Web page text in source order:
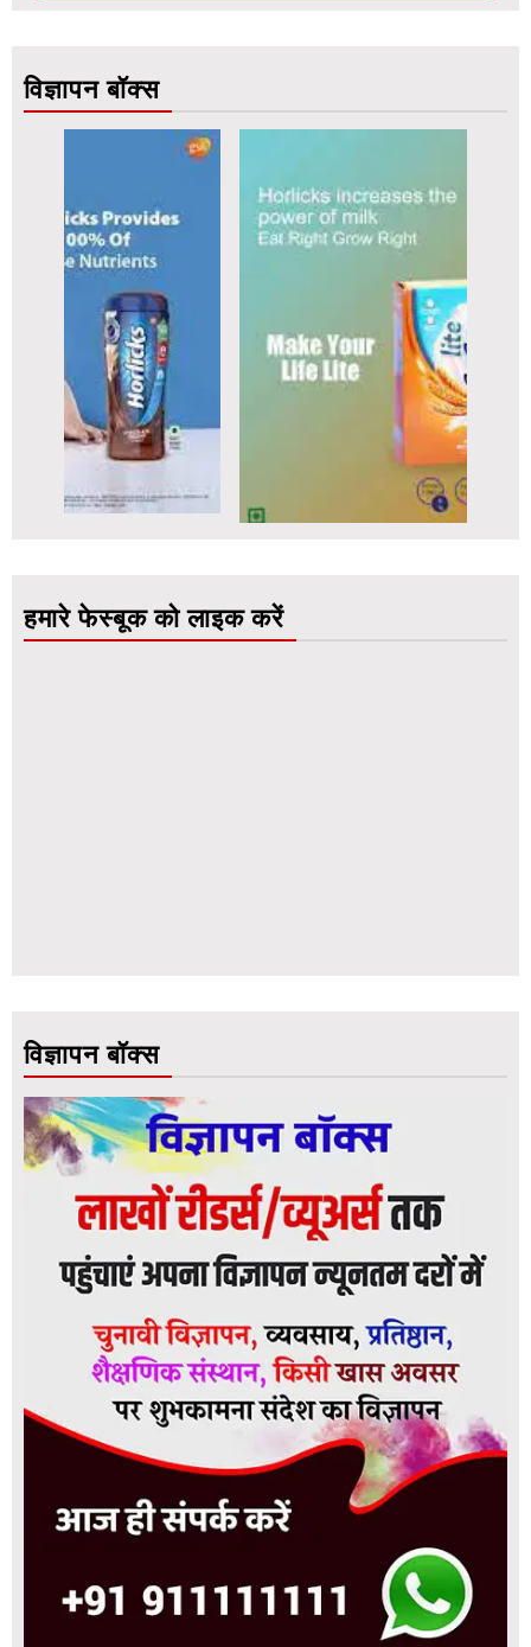
विज्ञापन बॉक्स
हमारे फेस्बूक को लाइक करें
विज्ञापन बॉक्स